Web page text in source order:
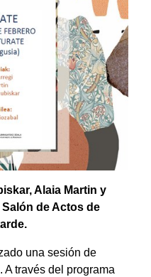
Alaia Martin y
de Actos de
una sesión de
A través del programa